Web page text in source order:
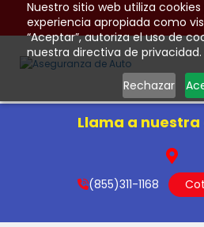
Nuestro sitio web utiliza
experiencia apropiada como
“Aceptar”, autoriza el uso de
nuestra directiva de privacidad.
Rechazar
Llama a
(855)311-1168